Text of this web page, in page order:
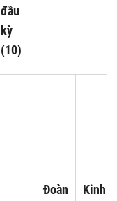
đầu
kỳ
(10)
Đoàn
Kinh